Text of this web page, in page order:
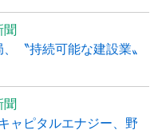
聞
〝持続可能な建設業〟
聞
ャピタルエナジー、野